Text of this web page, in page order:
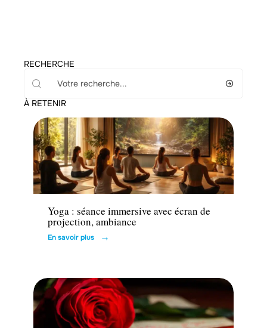
RECHERCHE
À RETENIR
Santé
Yoga : séance immersive avec écran de
projection, ambiance
En savoir plus